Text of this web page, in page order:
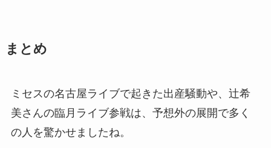
まとめ
ミセスの名古屋ライブで起きた出産騒動や、辻希
美さんの臨月ライブ参戦は、予想外の展開で多く
の人を驚かせましたね。